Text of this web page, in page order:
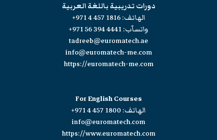
دورات تدريبية باللغة العربية
الهاتف:+971 4 457 1816
واتسآب:+971 56 394 4441
tadreeb@euromatech.ae
info@euromatech-me.com
https://euromatech-me.com
For English Courses
الهاتف: +971 4 457 1800
info@euromatech.com
https://www.euromatech.com